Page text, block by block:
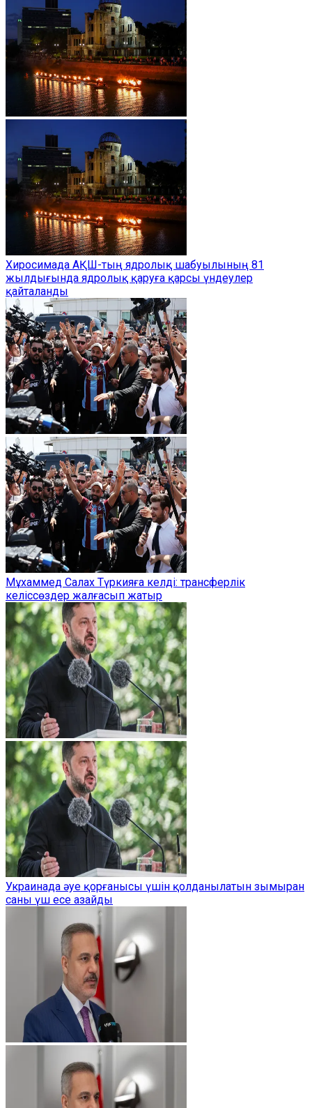
Хиросимада АҚШ-тың ядролық шабуылының 81
жылдығында ядролық қаруға қарсы үндеулер
қайталанды
Мұхаммед Салах Түркияға келді: трансферлік
келіссөздер жалғасып жатыр
Украинада әуе қорғанысы үшін қолданылатын зымыран
саны үш есе азайды